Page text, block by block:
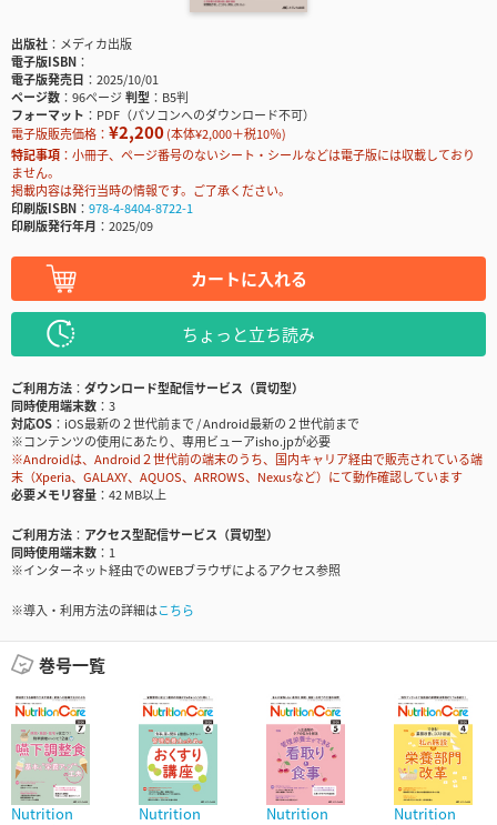
出版社
メディカ出版
電子版ISBN
電子版発売日
2025/10/01
ページ数
96ページ判型
B5判
フォーマット
PDF（パソコンへのダウンロード不可）
電子版販売価格： ¥2,200(本体¥2,000＋税10％)
特記事項
小冊子、ページ番号のないシート・シールなどは電子版には収載しており
ません。
掲載内容は発行当時の情報です。ご了承ください。
印刷版ISBN
978-4-8404-8722-1
印刷版発行年月
2025/09
カートに入れる
ちょっと立ち読み
ご利用方法
ダウンロード型配信サービス（買切型）
同時使用端末数
3
対応OS
iOS最新の２世代前まで / Android最新の２世代前まで
※コンテンツの使用にあたり、専用ビューアisho.jpが必要
※Androidは、Android２世代前の端末のうち、国内キャリア経由で販売されている端
末（Xperia、GALAXY、AQUOS、ARROWS、Nexusなど）にて動作確認しています
必要メモリ容量
42 MB以上
ご利用方法
アクセス型配信サービス（買切型）
同時使用端末数
1
※インターネット経由でのWEBブラウザによるアクセス参照
※導入・利用方法の詳細はこちら
巻号一覧
Nutrition
Nutrition
Nutrition
Nutrition